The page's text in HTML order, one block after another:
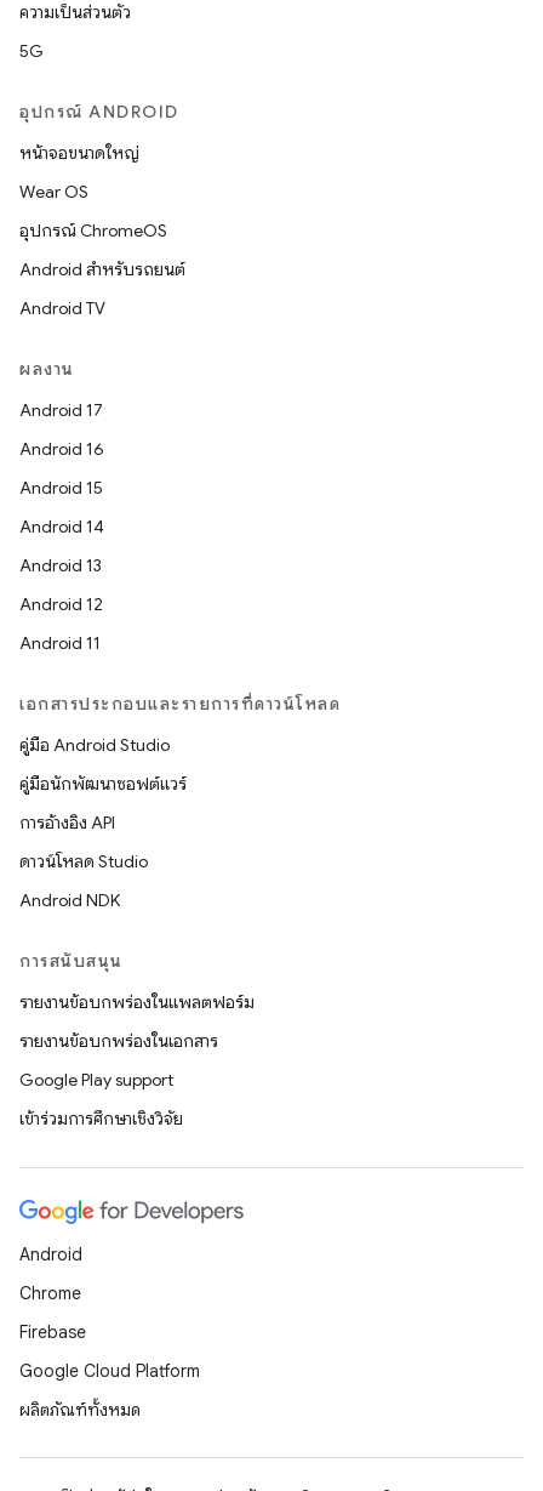
ความเป็นส่วนตัว
5G
อุปกรณ์ ANDROID
หน้าจอขนาดใหญ่
Wear OS
อุปกรณ์ ChromeOS
Android สำหรับรถยนต์
Android TV
ผลงาน
Android 17
Android 16
Android 15
Android 14
Android 13
Android 12
Android 11
เอกสารประกอบและรายการที่ดาวน์โหลด
คู่มือ Android Studio
คู่มือนักพัฒนาซอฟต์แวร์
การอ้างอิง API
ดาวน์โหลด Studio
Android NDK
การสนับสนุน
รายงานข้อบกพร่องในแพลตฟอร์ม
รายงานข้อบกพร่องในเอกสาร
Google Play support
เข้าร่วมการศึกษาเชิงวิจัย
Android
Chrome
Firebase
Google Cloud Platform
ผลิตภัณฑ์ทั้งหมด